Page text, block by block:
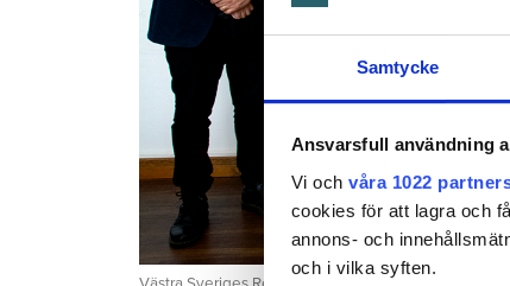
Samtycke
Ansvarsfull användning
Vi och våra 1022
cookies för att lagra och
annons- och
och i vilka syften.